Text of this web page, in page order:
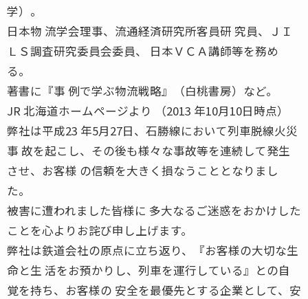
学）。
日本物 流学会理事、流通経済研究所客員研 究員、ＪＩ
ＬＳ調査研究委員会委員、 日本ＶＣＡ講師等を務め
る。
著書に『事 例で学ぶ物流戦略』（白桃書房）など。
JR 北海道ホームページより （2013 年10月10日時点）
弊社は平成23 年5月27日、石勝線において列車脱線火災
事 故を起こし、その後も様々な事故等を連続して発生
させ、お客様 の信頼を大きく損なうこととなりまし
た。
被害に遭われました皆様に 多大なるご迷惑をおかけした
ことを心よりお詫び申し上げます。
弊社は鉄道会社の原点に立ち返り、『お客様の大切な生
命と生 活をお預かりし、列車を運行している』との自
覚を持ち、お客様の 安全を最優先とする企業として、安